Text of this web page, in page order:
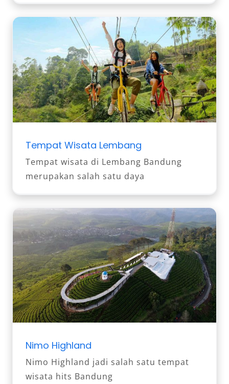
Tempat Wisata Lembang
Tempat wisata di Lembang Bandung
merupakan salah satu daya
Nimo Highland
Nimo Highland jadi salah satu tempat
wisata hits Bandung